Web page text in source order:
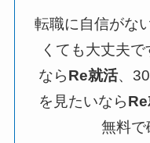
転職に自信がな
くても大丈夫
ならRe就活、
を見たいなら
無料で